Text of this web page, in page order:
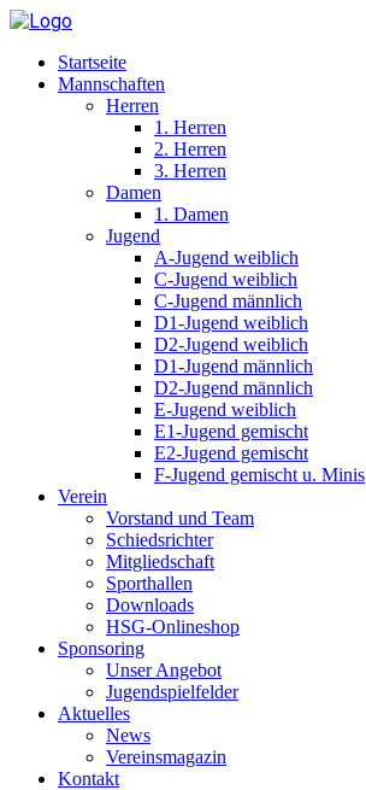
Startseite
Mannschaften
Herren
1. Herren
2. Herren
3. Herren
Damen
1. Damen
Jugend
A-Jugend weiblich
C-Jugend weiblich
C-Jugend männlich
D1-Jugend weiblich
D2-Jugend weiblich
D1-Jugend männlich
D2-Jugend männlich
E-Jugend weiblich
E1-Jugend gemischt
E2-Jugend gemischt
F-Jugend gemischt u. Minis
Verein
Vorstand und Team
Schiedsrichter
Mitgliedschaft
Sporthallen
Downloads
HSG-Onlineshop
Sponsoring
Unser Angebot
Jugendspielfelder
Aktuelles
News
Vereinsmagazin
Kontakt